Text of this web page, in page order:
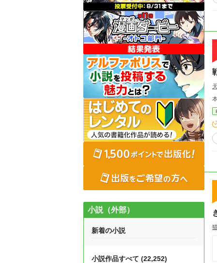
小説（外部）
新着の小説
小説作品すべて (22,252)